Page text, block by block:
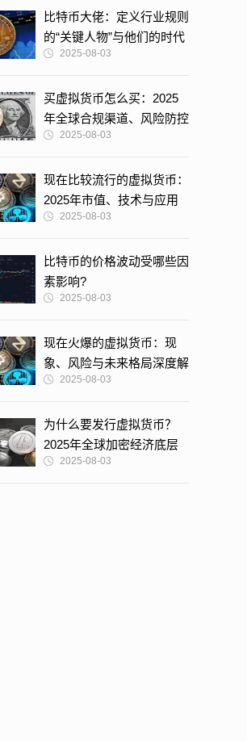
比特币大佬：定义行业规则
的“关键人物”与他们的时代
影响力
2025-08-03
买虚拟货币怎么买：2025
年全球合规渠道、风险防控
与实操指南
2025-08-03
现在比较流行的虚拟货币：
2025年市值、技术与应用
深度解析
2025-08-03
比特币的价格波动受哪些因
素影响?
2025-08-03
现在火爆的虚拟货币：现
象、风险与未来格局深度解
析 2025-08-03
为什么要发行虚拟货币？
2025年全球加密经济底层
逻辑深度解析
2025-08-03